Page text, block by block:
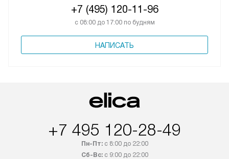
+7 (495) 120-11-96
с 08:00 до 17:00 по будням
НАПИСАТЬ
+7 495 120-28-49
Пн-Пт:с 8:00 до 22:00
Сб-Вс:с 9:00 до 22:00